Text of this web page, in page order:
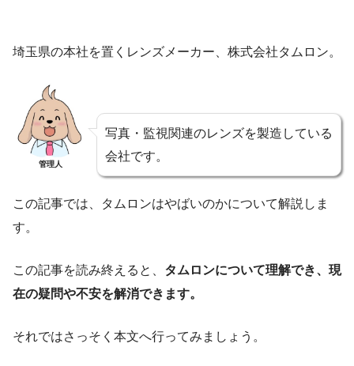
埼玉県の本社を置くレンズメーカー、株式会社タムロン。
管理人
写真・監視関連のレンズを製造している
会社です。
この記事では、タムロンはやばいのかについて解説しま
す。
この記事を読み終えると、 タムロンについて理解でき、現
在の疑問や不安を解消できます。
それではさっそく本文へ行ってみましょう。